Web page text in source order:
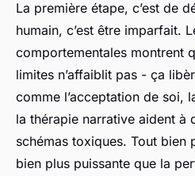
La première étape, c’est de
humain, c’est être imparfait.
comportementales montrent
limites n’affaiblit pas - ça
comme l’acceptation de soi,
la thérapie narrative aident à
schémas toxiques. Tout bien
bien plus puissante que la